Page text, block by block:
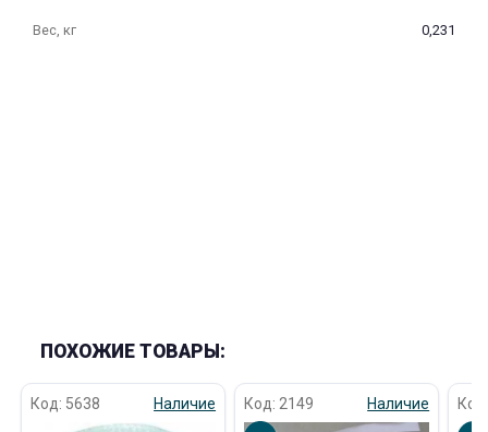
Вес, кг 0,231
ПОХОЖИЕ ТОВАРЫ:
Код: 5638 Наличие Код: 2149 Наличие